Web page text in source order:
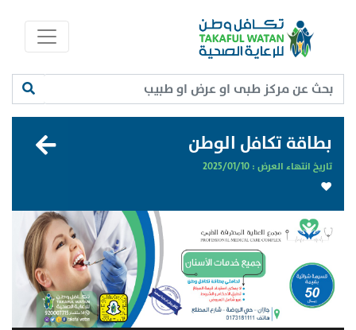
بطاقة تكافل الوطن
تاريخ انتهاء العرض : 2025/01/10